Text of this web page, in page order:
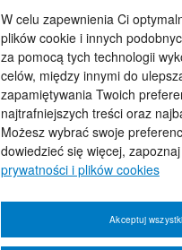
W celu zapewnienia Ci
plików cookie i innych
za pomocą tych technologii
celów, między innymi do
zapamiętywania Twoich
najtrafniejszych treści oraz
Możesz wybrać swoje
dowiedzieć się więcej,
prywatności i plików cookies
Akceptuj